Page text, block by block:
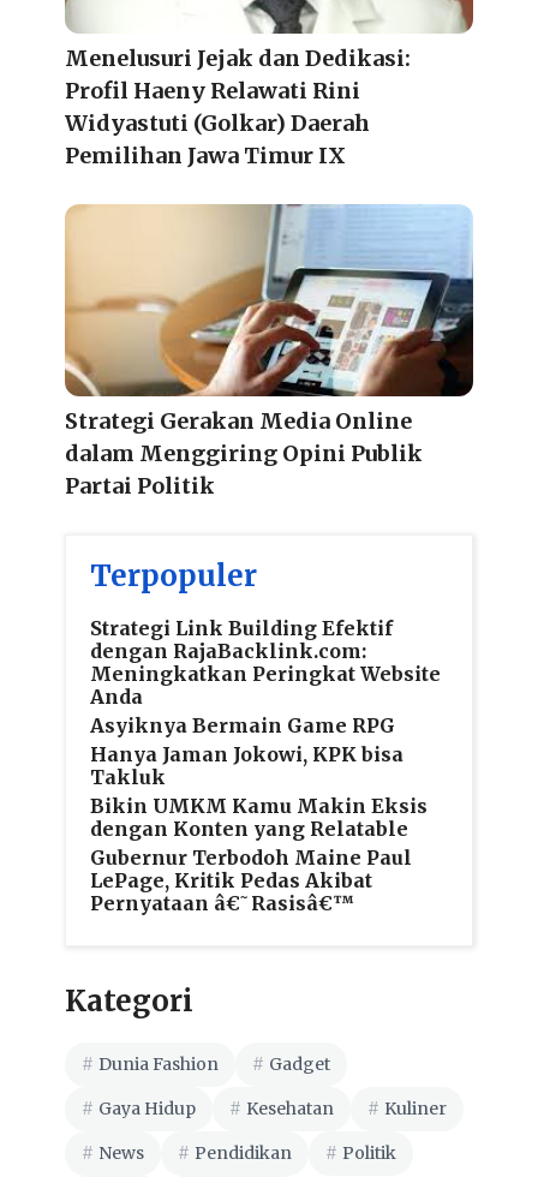
Menelusuri Jejak dan Dedikasi:
Profil Haeny Relawati Rini
Widyastuti (Golkar) Daerah
Pemilihan Jawa Timur IX
Strategi Gerakan Media Online
dalam Menggiring Opini Publik
Partai Politik
Terpopuler
Strategi Link Building Efektif
dengan RajaBacklink.com:
Meningkatkan Peringkat Website
Anda
Asyiknya Bermain Game RPG
Hanya Jaman Jokowi, KPK bisa
Takluk
Bikin UMKM Kamu Makin Eksis
dengan Konten yang Relatable
Gubernur Terbodoh Maine Paul
LePage, Kritik Pedas Akibat
Pernyataan â€˜Rasisâ€™
Kategori
Dunia Fashion Gadget
Gaya Hidup Kesehatan Kuliner
News Pendidikan Politik